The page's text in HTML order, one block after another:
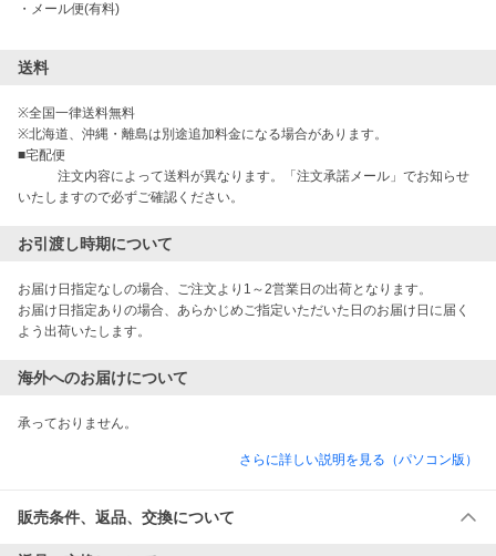
・ メール便(有料)
送料
※全国一律送料無料
※北海道、沖縄・離島は別途追加料金になる場合があります。
■宅配便
注文内容によって送料が異なります。「注文承諾メール」でお知らせ
お引渡し時期について
お届け日指定なしの場合、ご注文より1～2営業日の出荷となります。
お届け日指定ありの場合、あらかじめご指定いただいた日のお届け日に届く
よう出荷いたします。
海外へのお届けについて
承っておりません。
さらに詳しい説明を見る（パソコン版）
販売条件、返品、交換について